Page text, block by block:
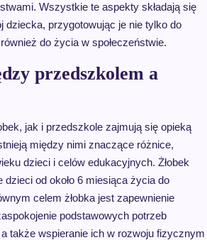
Wszystkie te aspekty składają się
dziecka, przygotowując je nie tylko do
do życia w społeczeństwie.
przedszkolem a
jak i przedszkole zajmują się opieką
między nimi znaczące różnice,
dzieci i celów edukacyjnych. Żłobek
od około 6 miesiąca życia do
celem żłobka jest zapewnienie
podstawowych potrzeb
także wspieranie ich w rozwoju fizycznym